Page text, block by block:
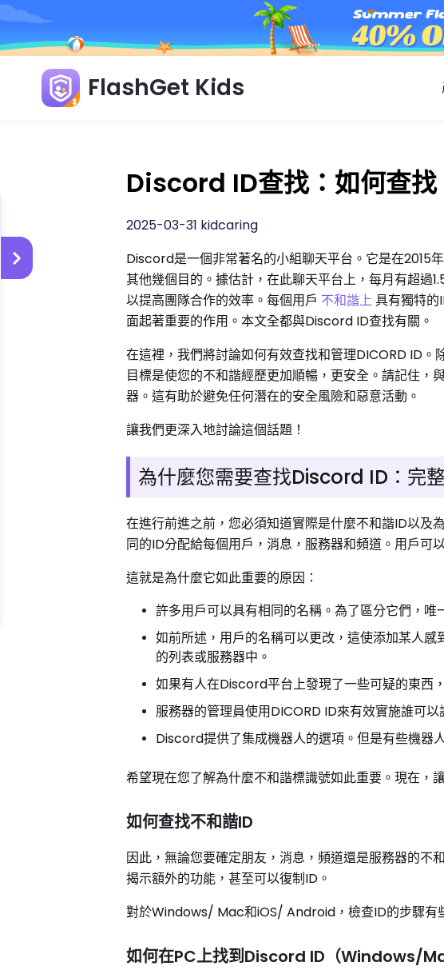
FlashGet Kids
Discord ID查找：如何查
2025-03-31 kidcaring
Discord是一個非常著名的小組聊天平台。它是在2015
其他幾個目的。據估計，在此聊天平台上，每月有超過
以提高團隊合作的效率。每個用戶 不和諧上具有獨特的
面起著重要的作用。本文全都與Discord ID查找有關。
在這裡，我們將討論如何有效查找和管理DICORD ID
目標是使您的不和諧經歷更加順暢，更安全。請記住
器。這有助於避免任何潛在的安全風險和惡意活動。
讓我們更深入地討論這個話題！
為什麼您需要查找Discord ID：完
在進行前進之前，您必須知道實際是什麼不和諧ID以及
同的ID分配給每個用戶，消息，服務器和頻道。用戶可
這就是為什麼它如此重要的原因：
許多用戶可以具有相同的名稱。為了區分它們，唯
如前所述，用戶的名稱可以更改，這使添加某人
的列表或服務器中。
如果有人在Discord平台上發現了一些可疑的東西
服務器的管理員使用DICORD ID來有效實施誰可以
Discord提供了集成機器人的選項。但是有些機器
希望現在您了解為什麼不和諧標識號如此重要。現在，
如何查找不和諧ID
因此，無論您要確定朋友，消息，頻道還是服務器的不
揭示額外的功能，甚至可以復制ID。
對於Windows/ Mac和iOS/ Android，檢查ID的步驟有
如何在PC上找到Discord ID（Windows/